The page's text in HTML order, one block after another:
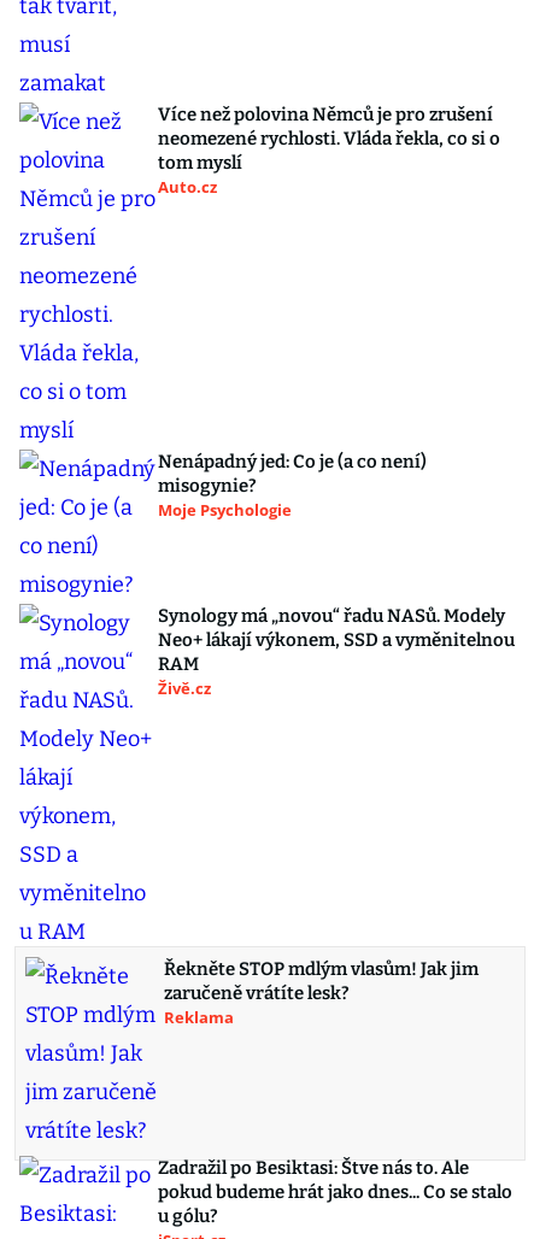
Více než polovina Němců je pro zrušení
neomezené rychlosti. Vláda řekla, co si o
tom myslí
Auto.cz
Nenápadný jed: Co je (a co není)
misogynie?
Moje Psychologie
Synology má „novou“ řadu NASů. Modely
Neo+ lákají výkonem, SSD a vyměnitelnou
RAM
Živě.cz
Řekněte STOP mdlým vlasům! Jak jim
zaručeně vrátíte lesk?
Reklama
Zadražil po Besiktasi: Štve nás to. Ale
pokud budeme hrát jako dnes... Co se stalo
u gólu?